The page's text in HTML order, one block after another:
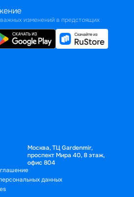
изменений в предстоящих
Москва, ТЦ Gardenmir,
проспект Мира 40, 8 этаж,
офис 804
данных